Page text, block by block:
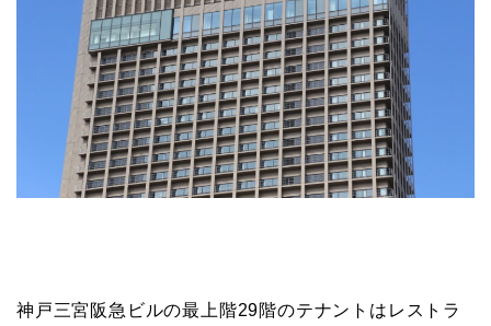
神戸三宮阪急ビルの最上階29階のテナントはレストラ